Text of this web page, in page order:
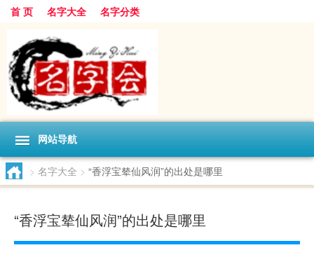
首 页 名字大全 名字分类
网站导航
> 名字大全 > “香浮宝辇仙风润”的出处是哪里
“香浮宝辇仙风润”的出处是哪里